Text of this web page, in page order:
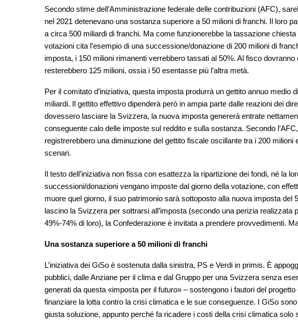
Secondo stime dell’Amministrazione federale delle contribuzioni (AFC),
nel 2021 detenevano una sostanza superiore a 50 milioni di franchi. Il loro
a circa 500 miliardi di franchi. Ma come funzionerebbe la tassazione chiesta
votazioni cita l’esempio di una successione/donazione di 200 milioni di
imposta, i 150 milioni rimanenti verrebbero tassati al 50%. Al fisco
resterebbero 125 milioni, ossia i 50 esentasse più l’altra metà.
Per il comitato d’iniziativa, questa imposta produrrà un gettito annuo medio
miliardi. Il gettito effettivo dipenderà però in ampia parte dalle reazioni dei
dovessero lasciare la Svizzera, la nuova imposta genererà entrate
conseguente calo delle imposte sul reddito e sulla sostanza. Secondo
registrerebbero una diminuzione del gettito fiscale oscillante tra i 200
scenari.
Il testo dell’iniziativa non fissa con esattezza la ripartizione dei fondi, né la
successioni/donazioni vengano imposte dal giorno della votazione, con
muore quel giorno, il suo patrimonio sarà sottoposto alla nuova imposta del
lascino la Svizzera per sottrarsi all’imposta (secondo una perizia realizzata
49%-74% di loro), la Confederazione è invitata a prendere provvedimenti.
Una sostanza superiore a 50 milioni di franchi
L’iniziativa dei GiSo è sostenuta dalla sinistra, PS e Verdi in primis. È
pubblici, dalle Anziane per il clima e dal Gruppo per una Svizzera senza
generati da questa «imposta per il futuro» – sostengono i fautori del
finanziare la lotta contro la crisi climatica e le sue conseguenze. I GiSo
giusta soluzione, appunto perché fa ricadere i costi della crisi climatica solo